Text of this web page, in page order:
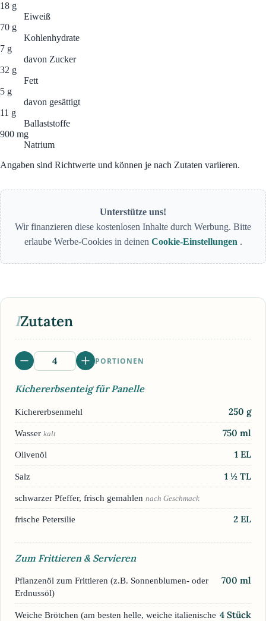
18 g
Eiweiß
70 g
Kohlenhydrate
7 g
davon Zucker
32 g
Fett
5 g
davon gesättigt
11 g
Ballaststoffe
900 mg
Natrium
Angaben sind Richtwerte und können je nach Zutaten variieren.
Unterstütze uns!
Wir finanzieren diese kostenlosen Inhalte durch Werbung. Bitte
erlaube Werbe-Cookies in deinen Cookie-Einstellungen .
IZutaten
PORTIONEN
Kichererbsenteig für Panelle
Kichererbsenmehl 250 g
Wasser kalt 750 ml
Olivenöl 1 EL
Salz 1 ½ TL
schwarzer Pfeffer, frisch gemahlen nach Geschmack
frische Petersilie 2 EL
Zum Frittieren & Servieren
Pflanzenöl zum Frittieren (z.B. Sonnenblumen- oder
Erdnussöl)
700 ml
Weiche Brötchen (am besten helle, weiche italienische 4 Stück